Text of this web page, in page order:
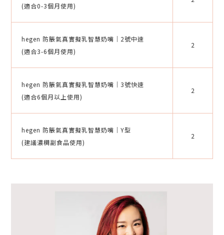
(適合0-3個月使用)
hegen 防脹氣真實擬乳智慧奶嘴｜2號中速
(適合3-6個月使用)
2
hegen 防脹氣真實擬乳智慧奶嘴｜3號快速
(適合6個月以上使用)
2
hegen 防脹氣真實擬乳智慧奶嘴｜Y型
(建議濃稠副食品使用)
2